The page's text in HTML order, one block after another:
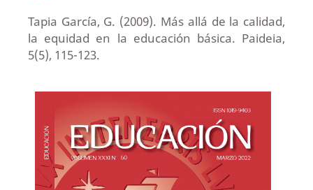
Tapia García, G. (2009). Más allá de la calidad,
la equidad en la educación básica. Paideia,
5(5), 115-123.